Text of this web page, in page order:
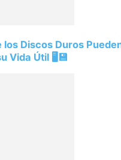
los Discos Duros
Vida Útil 🖥️💾